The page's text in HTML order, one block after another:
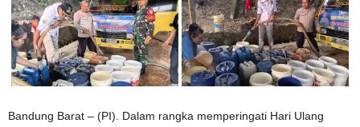
Bandung Barat – (PI). Dalam rangka memperingati Hari Ulang